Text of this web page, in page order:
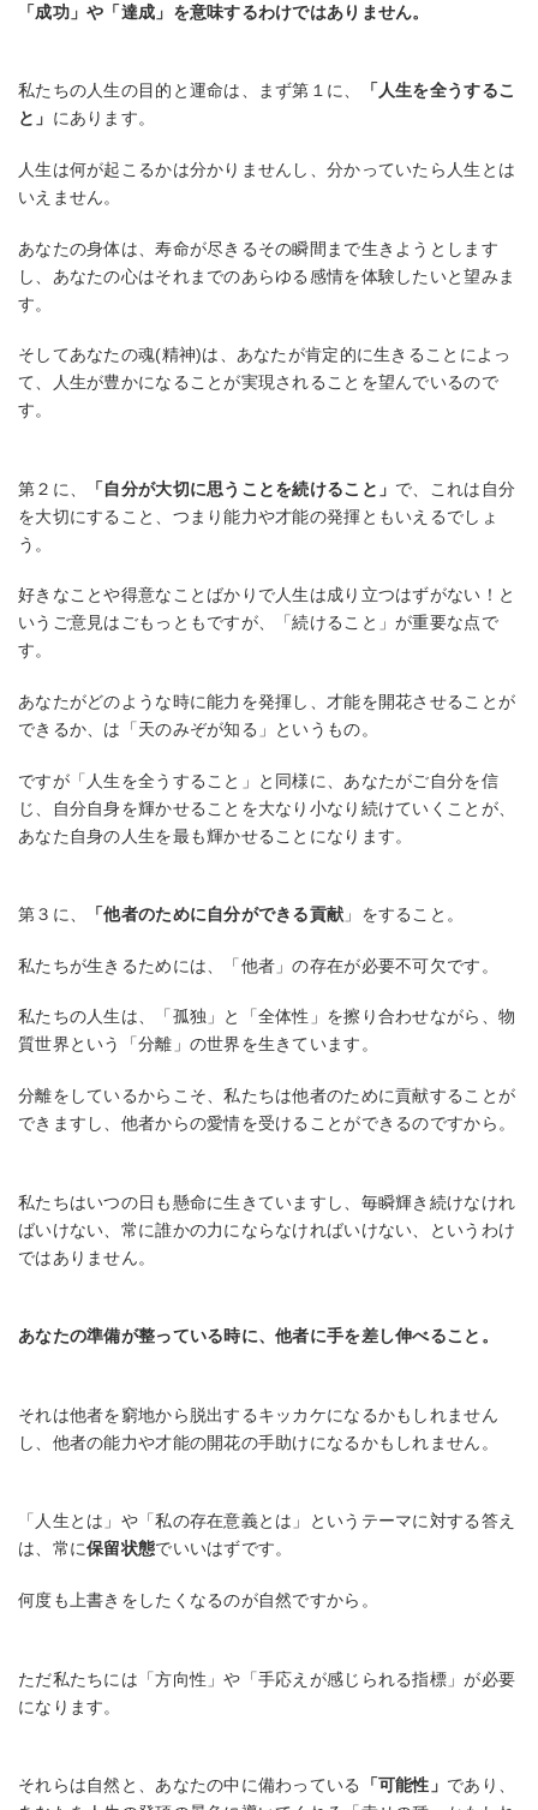
「成功」や「達成」を意味するわけではありません。
私たちの人生の目的と運命は、まず第１に、
「人生を全うするこ
と」 にあります。
人生は何が起こるかは分かりませんし、分かっていたら人生とは
いえません。
あなたの身体は、寿命が尽きるその瞬間まで生きようとします
し、あなたの心はそれまでのあらゆる感情を体験したいと望みま
す。
そしてあなたの魂(精神)は、あなたが肯定的に生きることによっ
て、人生が豊かになることが実現されることを望んでいるので
す。
第２に、 「自分が大切に思うことを続けること」 で、これは自分
を大切にすること、つまり能力や才能の発揮ともいえるでしょ
う。
好きなことや得意なことばかりで人生は成り立つはずがない！と
いうご意見はごもっともですが、「続けること」が重要な点で
す。
あなたがどのような時に能力を発揮し、才能を開花させることが
できるか、は「天のみぞが知る」というもの。
ですが「人生を全うすること」と同様に、あなたがご自分を信
じ、自分自身を輝かせることを大なり小なり続けていくことが、
あなた自身の人生を最も輝かせることになります。
第３に、 「他者のために自分ができる貢献 」をすること。
私たちが生きるためには、「他者」の存在が必要不可欠です。
私たちの人生は、「孤独」と「全体性」を擦り合わせながら、物
質世界という「分離」の世界を生きています。
分離をしているからこそ、私たちは他者のために貢献することが
できますし、他者からの愛情を受けることができるのですから。
私たちはいつの日も懸命に生きていますし、毎瞬輝き続けなけれ
ばいけない、常に誰かの力にならなければいけない、というわけ
ではありません。
あなたの準備が整っている時に、他者に手を差し伸べること。
それは他者を窮地から脱出するキッカケになるかもしれません
し、他者の能力や才能の開花の手助けになるかもしれません。
「人生とは」や「私の存在意義とは」というテーマに対する答え
は、常に保留状態でいいはずです。
何度も上書きをしたくなるのが自然ですから。
ただ私たちには「方向性」や「手応えが感じられる指標」が必要
になります。
それらは自然と、あなたの中に備わっている 「可能性」 であり、